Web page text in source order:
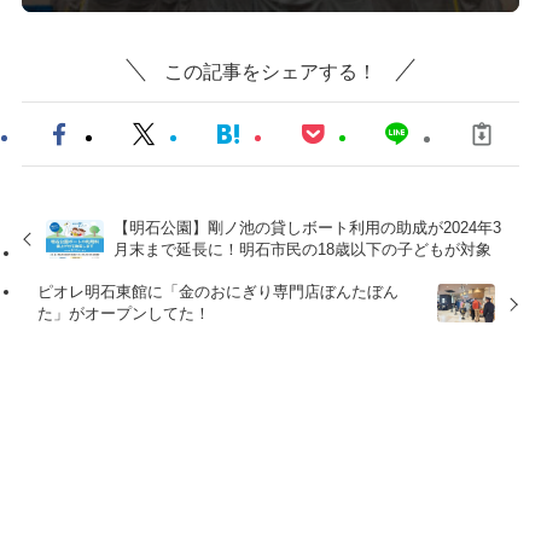
この記事をシェアする！
【明石公園】剛ノ池の貸しボート利用の助成が2024年3
月末まで延長に！明石市民の18歳以下の子どもが対象
ピオレ明石東館に「金のおにぎり専門店ぼんたぼん
た」がオープンしてた！